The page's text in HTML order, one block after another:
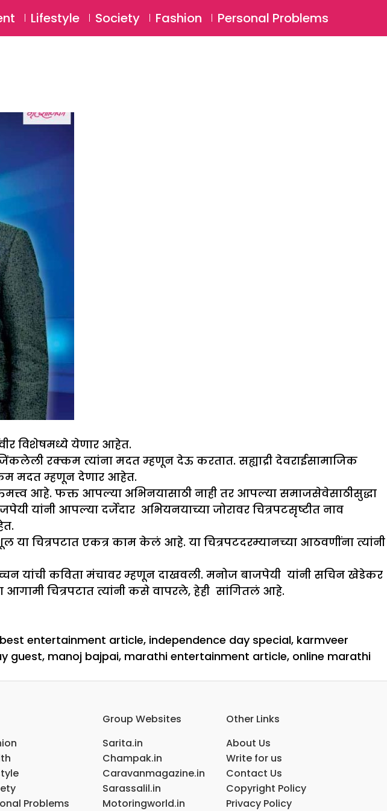
SUBSCRIBE Login ⚲
Lifestyle Society Fashion Personal Problems
विशेषमध्ये येणार आहेत.
रक्कम त्यांना मदत म्हणून देऊ करतात. सह्याद्री देवराईसामाजिक
मदत म्हणून देणार आहेत.
आहे. फक्त आपल्या अभिनयासाठी नाही तर आपल्या समाजसेवेसाठीसुद्धा
यांनी आपल्या दर्जेदार अभियनयाच्या जोरावर चित्रपटसृष्टीत नाव
चित्रपटात एकत्र काम केलं आहे. या चित्रपटदरम्यानच्या आठवणींना त्यांनी
यांची कविता मंचावर म्हणून दाखवली. मनोज बाजपेयी यांनी सचिन खेडेकर
चित्रपटात त्यांनी कसे वापरले, हेही सांगितलं आहे.
entertainment article, independence day special, karmveer
guest, manoj bajpai, marathi entertainment article, online marathi
Problems
Group Websites
Sarita.in
Champak.in
Caravanmagazine.in
Sarassalil.in
Motoringworld.in
Other Links
About Us
Write for us
Contact Us
Copyright Policy
Privacy Policy